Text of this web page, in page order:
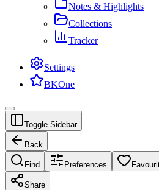
Notes & Highlights
Collections
Tracker
Settings
BKOne
Toggle Sidebar
Back
Find Preferences
Share